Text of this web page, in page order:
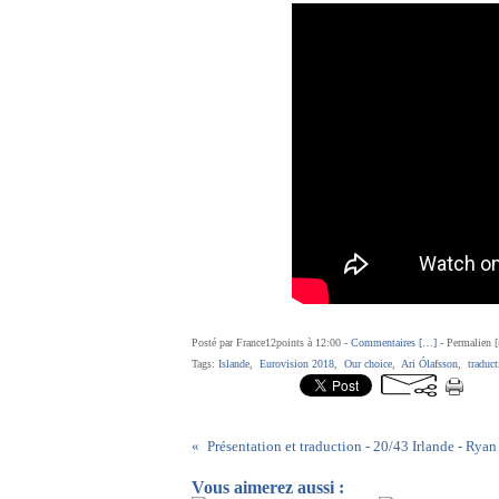
Posté par France12points à 12:00 - Commentaires [ ] - Permalien [
Tags: Islande Eurovision 2018 Our choice Ari Ólafsson
Vous aimerez aussi :